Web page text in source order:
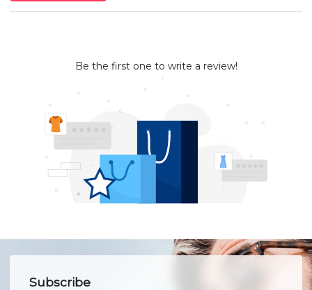
Be the first one to write a review!
Subscribe